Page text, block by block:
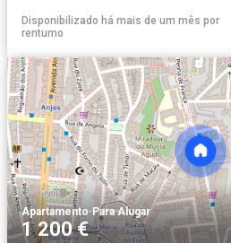
Disponibilizado há mais de um mês por
rentumo
Apartamento· Para Alugar
1 200 €